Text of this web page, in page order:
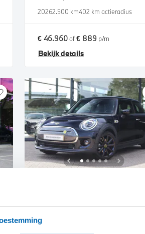
20262.500 km402 km actieradius
€ 46.960of€ 889 p/m
Bekijk details